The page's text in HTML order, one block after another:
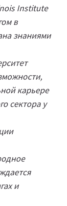
Institute
в
знаниями
карьере
сектора у
и